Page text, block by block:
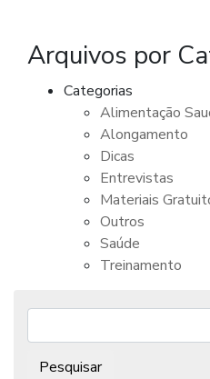
Arquivos por
Categorias
Alimentação
Alongamento
Dicas
Entrevistas
Materiais
Outros
Saúde
Treinamento